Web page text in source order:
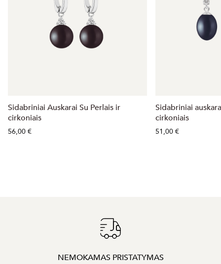
Sidabriniai Auskarai Su Perlais ir
cirkoniais
56,00 €
Sidabriniai
cirkoniais
51,00 €
NEMOKAMAS PRISTATYMAS